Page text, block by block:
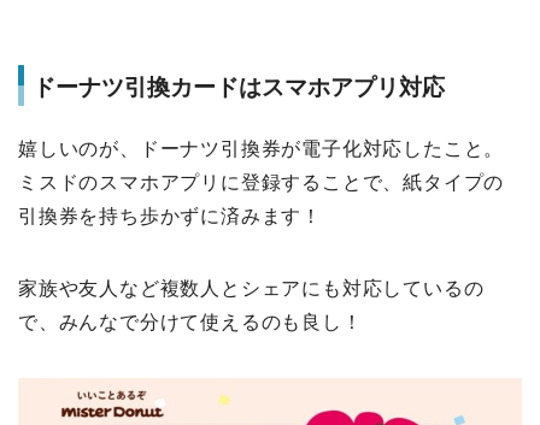
ドーナツ引換カードはスマホアプリ対応
嬉しいのが、ドーナツ引換券が電子化対応したこと。
ミスドのスマホアプリに登録することで、紙タイプの
引換券を持ち歩かずに済みます！
家族や友人など複数人とシェアにも対応しているの
で、みんなで分けて使えるのも良し！